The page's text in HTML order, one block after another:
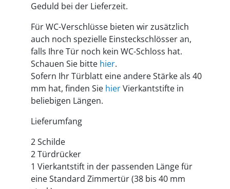
Geduld bei der Lieferzeit.
Für WC-Verschlüsse bieten wir zusätzlich
auch noch spezielle Einsteckschlösser an,
falls Ihre Tür noch kein WC-Schloss hat.
Schauen Sie bitte hier.
Sofern Ihr Türblatt eine andere Stärke als 40
mm hat, finden Sie hierVierkantstifte in
beliebigen Längen.
Lieferumfang
2 Schilde
2 Türdrücker
1 Vierkantstift in der passenden Länge für
eine Standard Zimmertür (38 bis 40 mm